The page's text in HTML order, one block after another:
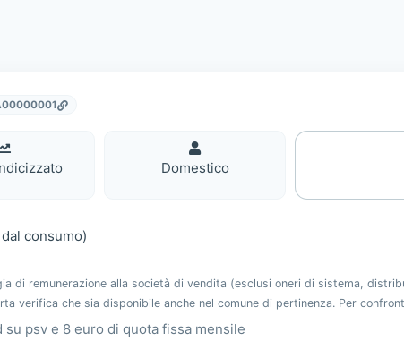
Domestico
Domestico
consumo)
di remunerazione alla società di vendita (esclusi oneri di sistema,
verifica che sia disponibile anche nel comune di pertinenza. Per
psv e 8 euro di quota fissa mensile